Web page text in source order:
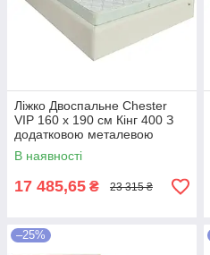
Ліжко Двоспальне Chester
VIP 160 х 190 см Кінг 400 З
додатковою металевою
цільнозварною рамою C1
Білий
В наявності
17 485,65 ₴ 23 315 ₴
–25%